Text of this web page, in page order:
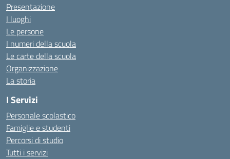
Presentazione
I luoghi
Le persone
I numeri della scuola
Le carte della scuola
Organizzazione
La storia
I Servizi
Personale scolastico
Famiglie e studenti
Percorsi di studio
Tutti i servizi